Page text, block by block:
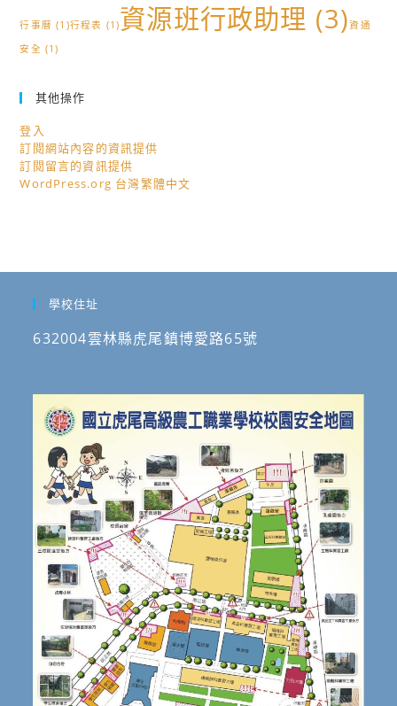
行事曆 (1)行程表 (1)資源班行政助理 (3)資通
安全 (1)
其他操作
登入
訂閱網站內容的資訊提供
訂閱留言的資訊提供
WordPress.org 台灣繁體中文
學校住址
632004雲林縣虎尾鎮博愛路65號